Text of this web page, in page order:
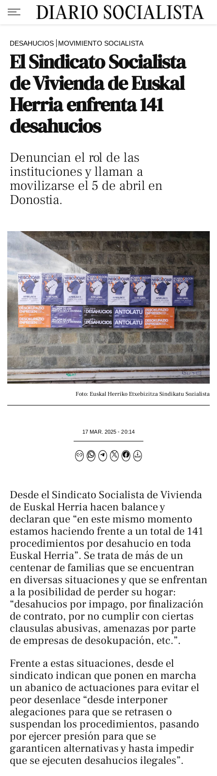
DESAHUCIOS MOVIMIENTO SOCIALISTA
El Sindicato Socialista
de Vivienda de Euskal
Herria enfrenta 141
desahucios
Denuncian el rol de las
instituciones y llaman a
movilizarse el 5 de abril en
Donostia.
Foto: Euskal Herriko Etxebizitza Sindikatu Sozialista
17 MAR. 2025 - 20:14
Desde el Sindicato Socialista de Vivienda
de Euskal Herria hacen balance y
declaran que “en este mismo momento
estamos haciendo frente a un total de 141
procedimientos por desahucio en toda
Euskal Herria”. Se trata de más de un
centenar de familias que se encuentran
en diversas situaciones y que se enfrentan
a la posibilidad de perder su hogar:
“desahucios por impago, por finalización
de contrato, por no cumplir con ciertas
clausulas abusivas, amenazas por parte
de empresas de desokupación, etc.”.
Frente a estas situaciones, desde el
sindicato indican que ponen en marcha
un abanico de actuaciones para evitar el
peor desenlace “desde interponer
alegaciones para que se retrasen o
suspendan los procedimientos, pasando
por ejercer presión para que se
garanticen alternativas y hasta impedir
que se ejecuten desahucios ilegales”.